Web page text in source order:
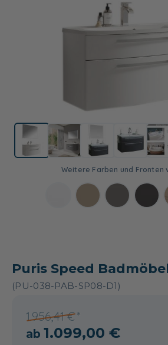
Puris Speed
(PU-038-PAB-SP08-D1)
1.956,41 €
1.099,00 €